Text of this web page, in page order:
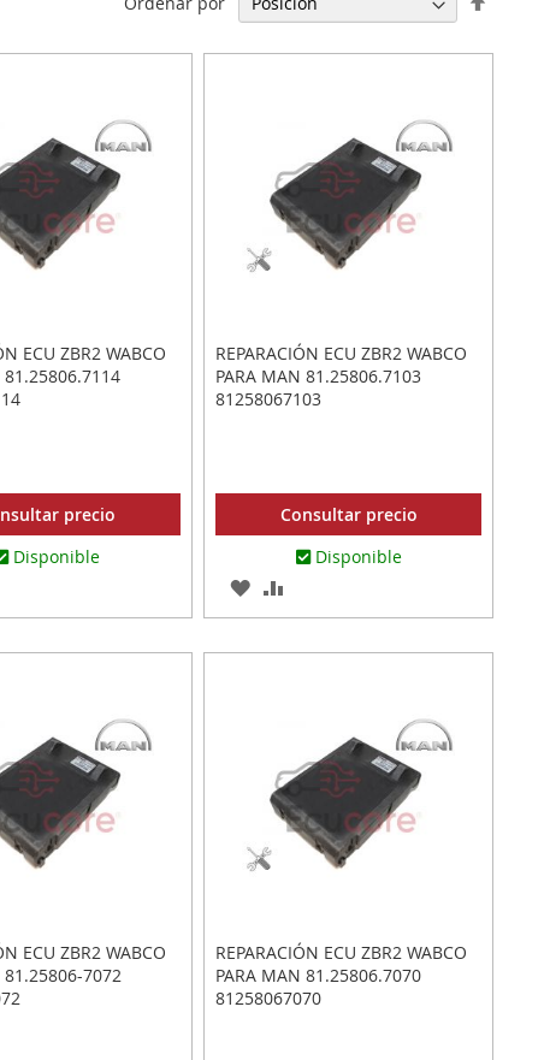
ECU ZBR2 WABCO
81.25806.7114
precio
Disponible
REPARACIÓN ECU ZBR2 WABCO
PARA MAN 81.25806.7103
81258067103
Consultar precio
Disponible
AGREGAR
A
PARA
ECU ZBR2 WABCO
81.25806-7072
REPARACIÓN ECU ZBR2 WABCO
PARA MAN 81.25806.7070
81258067070